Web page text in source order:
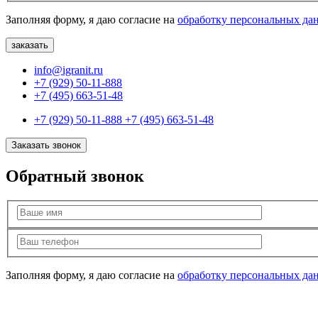
Заполняя форму, я даю согласие на обработку персональных
info@igranit.ru
+7 (929) 50-11-888
+7 (495) 663-51-48
+7 (929) 50-11-888 +7 (495) 663-51-48
Заказать звонок
Обратный звонок
Заполняя форму, я даю согласие на обработку персональных